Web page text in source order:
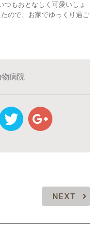
もおとなしく可愛いしょ
ので、お家でゆっくり過ご
病院
NEXT